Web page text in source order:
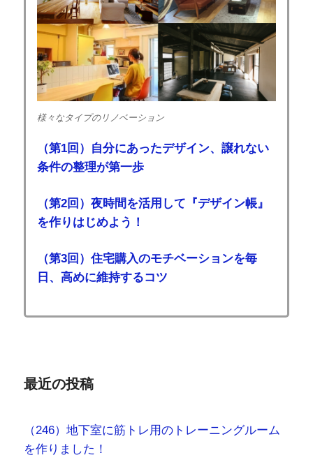
様々なタイプのリノベーション
（第1回）自分にあったデザイン、譲れない
条件の整理が第一歩
（第2回）夜時間を活用して『デザイン帳』
を作りはじめよう！
（第3回）住宅購入のモチベーションを毎
日、高めに維持するコツ
最近の投稿
（246）地下室に筋トレ用のトレーニングルーム
を作りました！